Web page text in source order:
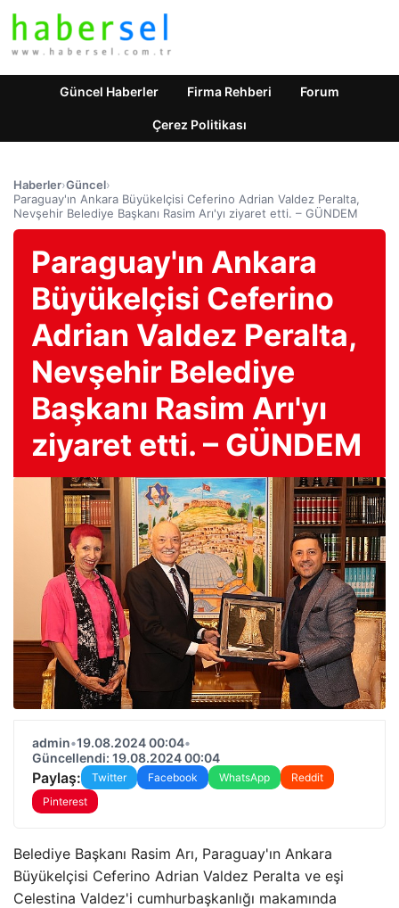
Güncel Haberler Firma Rehberi Forum
Çerez Politikası
Haberler›Güncel›
Paraguay'ın Ankara Büyükelçisi Ceferino Adrian Valdez Peralta,
Nevşehir Belediye Başkanı Rasim Arı'yı ​​ziyaret etti. – GÜNDEM
Paraguay'ın Ankara
Büyükelçisi Ceferino
Adrian Valdez Peralta,
Nevşehir Belediye
Başkanı Rasim Arı'yı ​​
ziyaret etti. – GÜNDEM
admin•19.08.2024 00:04•
Güncellendi: 19.08.2024 00:04
Paylaş: Twitter Facebook WhatsApp
Reddit
Pinterest
Belediye Başkanı Rasim Arı, Paraguay'ın Ankara
Büyükelçisi Ceferino Adrian Valdez Peralta ve eşi
Celestina Valdez'i cumhurbaşkanlığı makamında